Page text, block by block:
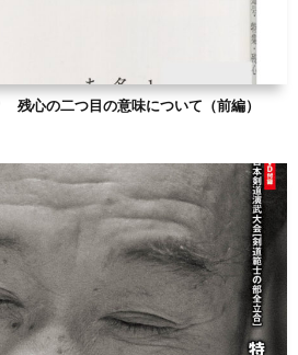
残心の二つ目の意味について（前編）